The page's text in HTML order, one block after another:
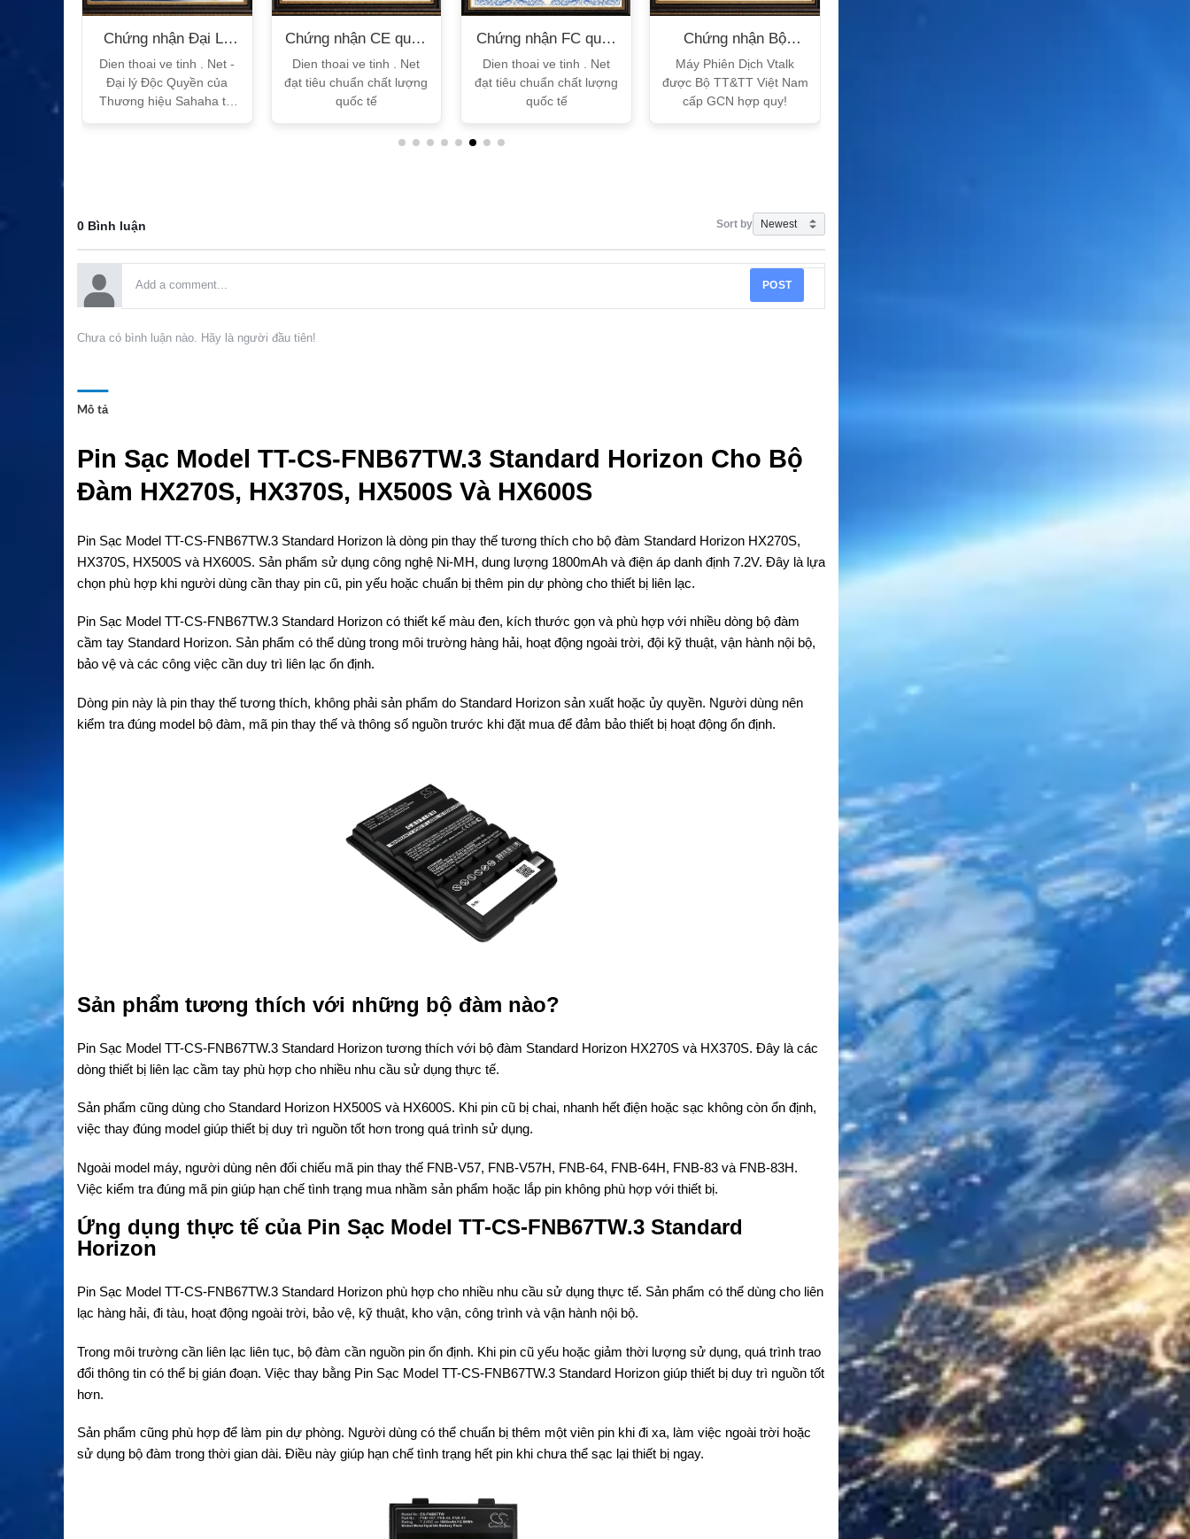
Chứng nhận Đại Lý
Sahaha
Dien thoai ve tinh . Net -
Đại lý Độc Quyền của
Thương hiệu Sahaha tại
Chứng nhận CE quốc
tế
Dien thoai ve tinh . Net
đạt tiêu chuẩn chất lượng
quốc tế
Chứng nhận FC quốc
tế
Dien thoai ve tinh . Net
đạt tiêu chuẩn chất lượng
quốc tế
Chứng nhận Bộ
TT&TT
Máy Phiên Dịch Vtalk
được Bộ TT&TT Việt Nam
cấp GCN hợp quy!
0 Bình luận Sort by
POST
Chưa có bình luận nào. Hãy là người đầu tiên!
Mô tả
Pin Sạc Model TT-CS-FNB67TW.3 Standard Horizon Cho Bộ
Đàm HX270S, HX370S, HX500S Và HX600S
Pin Sạc Model TT-CS-FNB67TW.3 Standard Horizon là dòng pin thay thế tương thích cho bộ đàm Standard Horizon HX270S,
HX370S, HX500S và HX600S. Sản phẩm sử dụng công nghệ Ni-MH, dung lượng 1800mAh và điện áp danh định 7.2V. Đây là lựa
chọn phù hợp khi người dùng cần thay pin cũ, pin yếu hoặc chuẩn bị thêm pin dự phòng cho thiết bị liên lạc.
Pin Sạc Model TT-CS-FNB67TW.3 Standard Horizon có thiết kế màu đen, kích thước gọn và phù hợp với nhiều dòng bộ đàm
cầm tay Standard Horizon. Sản phẩm có thể dùng trong môi trường hàng hải, hoạt động ngoài trời, đội kỹ thuật, vận hành nội bộ,
bảo vệ và các công việc cần duy trì liên lạc ổn định.
Dòng pin này là pin thay thế tương thích, không phải sản phẩm do Standard Horizon sản xuất hoặc ủy quyền. Người dùng nên
kiểm tra đúng model bộ đàm, mã pin thay thế và thông số nguồn trước khi đặt mua để đảm bảo thiết bị hoạt động ổn định.
Sản phẩm tương thích với những bộ đàm nào?
Pin Sạc Model TT-CS-FNB67TW.3 Standard Horizon tương thích với bộ đàm Standard Horizon HX270S và HX370S. Đây là các
dòng thiết bị liên lạc cầm tay phù hợp cho nhiều nhu cầu sử dụng thực tế.
Sản phẩm cũng dùng cho Standard Horizon HX500S và HX600S. Khi pin cũ bị chai, nhanh hết điện hoặc sạc không còn ổn định,
việc thay đúng model giúp thiết bị duy trì nguồn tốt hơn trong quá trình sử dụng.
Ngoài model máy, người dùng nên đối chiếu mã pin thay thế FNB-V57, FNB-V57H, FNB-64, FNB-64H, FNB-83 và FNB-83H.
Việc kiểm tra đúng mã pin giúp hạn chế tình trạng mua nhầm sản phẩm hoặc lắp pin không phù hợp với thiết bị.
Ứng dụng thực tế của Pin Sạc Model TT-CS-FNB67TW.3 Standard
Horizon
Pin Sạc Model TT-CS-FNB67TW.3 Standard Horizon phù hợp cho nhiều nhu cầu sử dụng thực tế. Sản phẩm có thể dùng cho liên
lạc hàng hải, đi tàu, hoạt động ngoài trời, bảo vệ, kỹ thuật, kho vận, công trình và vận hành nội bộ.
Trong môi trường cần liên lạc liên tục, bộ đàm cần nguồn pin ổn định. Khi pin cũ yếu hoặc giảm thời lượng sử dụng, quá trình trao
đổi thông tin có thể bị gián đoạn. Việc thay bằng Pin Sạc Model TT-CS-FNB67TW.3 Standard Horizon giúp thiết bị duy trì nguồn tốt
hơn.
Sản phẩm cũng phù hợp để làm pin dự phòng. Người dùng có thể chuẩn bị thêm một viên pin khi đi xa, làm việc ngoài trời hoặc
sử dụng bộ đàm trong thời gian dài. Điều này giúp hạn chế tình trạng hết pin khi chưa thể sạc lại thiết bị ngay.